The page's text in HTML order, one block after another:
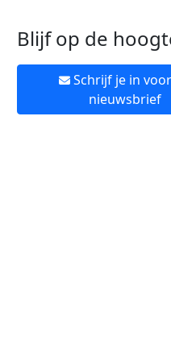
Blijf op de
Schrijf je in
nieuwsbrief